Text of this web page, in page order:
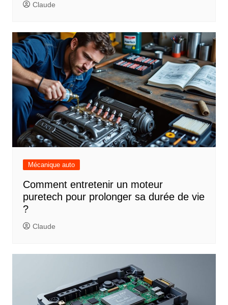
Claude
Mécanique auto
Comment entretenir un moteur
puretech pour prolonger sa durée de vie
?
Claude